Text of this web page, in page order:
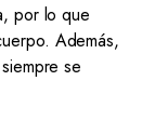
por lo que
Además,
se